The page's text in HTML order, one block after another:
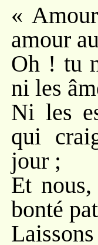
«
amour
Oh ! tu
ni les
Ni les
qui
jour ;
Et
bonté